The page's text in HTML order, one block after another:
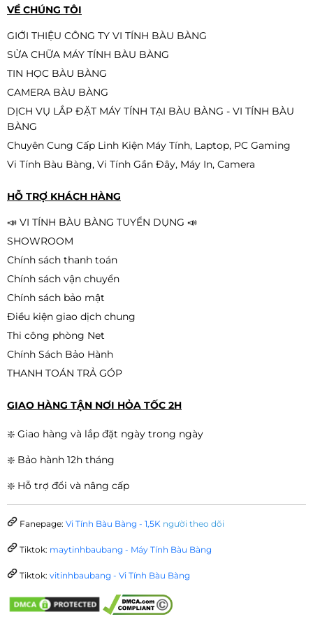
Nhược điểm
❌ Không hỗ trợ ép xung
❌ RAM giới hạn bus
❌ Không có PCIe 4.0
Có nên mua không?
👉 Nếu bạn đang dùng:
i3-10105F / i5-10400F
👉 Thì đây là lựa chọn:
✔️ Hợp lý trong tầm giá
✔️ Dùng ổn định lâu dài
✔️ Không thiếu tính năng cần thiết
Kết luận
Gigabyte H470M DS3H
giữa giá và hiệu năng, phù hợp cho người dùng phổ
thông cần một hệ thống
-13%
-13%
VỀ CHÚNG TÔI
GIỚI THIỆU CÔNG TY VI TÍNH BÀU BÀNG
SỬA CHỮA MÁY TÍNH BÀU BÀNG
TIN HỌC BÀU BÀNG
CAMERA BÀU BÀNG
DỊCH VỤ LẮP ĐẶT MÁY TÍNH TẠI BÀU BÀNG - VI TÍNH BÀU
BÀNG
Chuyên Cung Cấp Linh Kiện Máy Tính, Laptop, PC Gaming
Vi Tính Bàu Bàng, Vi Tính Gần Đây, Máy In, Camera
HỖ TRỢ KHÁCH HÀNG
📣 VI TÍNH BÀU BÀNG TUYỂN DỤNG 📣
SHOWROOM
Chính sách thanh toán
Chính sách vận chuyển
Chính sách bảo mật
Điều kiện giao dịch chung
Thi công phòng Net
Chính Sách Bảo Hành
THANH TOÁN TRẢ GÓP
GIAO HÀNG TẬN NƠI HỎA TỐC 2H
❇️ Giao hàng và lắp đặt ngày trong ngày
❇️ Bảo hành 12h tháng
❇️ Hỗ trợ đổi và nâng cấp
Fanepage: Vi Tính Bàu Bàng - 1,5K người theo dõi
Tiktok: maytinhbaubang - Máy Tính Bàu Bàng
Tiktok: vitinhbaubang - Vi Tính Bàu Bàng